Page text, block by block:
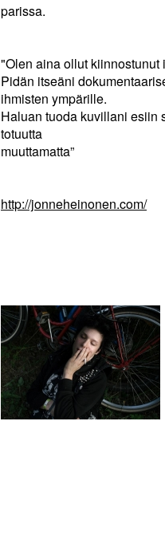
parissa.
"Olen aina ollut
Pidän itseäni
ihmisten ympärille.
Haluan tuoda kuvillani esiin
totuutta
muuttamatta”
http://jonneheinonen.com/